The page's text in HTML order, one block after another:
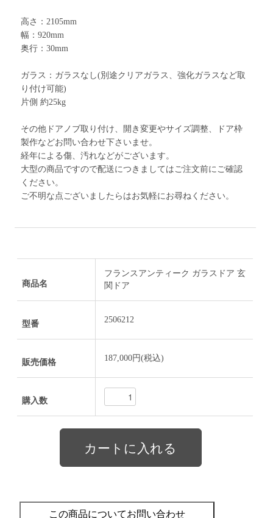
高さ：2105mm
幅：920mm
奥行：30mm
ガラス：ガラスなし(別途クリアガラス、強化ガラスなど取
り付け可能)
片側 約25kg
その他ドアノブ取り付け、開き変更やサイズ調整、ドア枠
製作などお問い合わせ下さいませ。
経年による傷、汚れなどがございます。
大型の商品ですので配送につきましてはご注文前にご確認
ください。
ご不明な点ございましたらはお気軽にお尋ねください。
商品名
フランスアンティーク ガラスドア 玄
関ドア
型番 2506212
販売価格 187,000円(税込)
購入数
この商品についてお問い合わせ